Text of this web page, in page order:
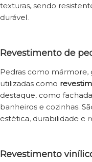
texturas, sendo
durável.
Revestimento de
Pedras como mármore,
utilizadas como
destaque, como
banheiros e cozinhas.
estética, durabilidade e
Revestimento